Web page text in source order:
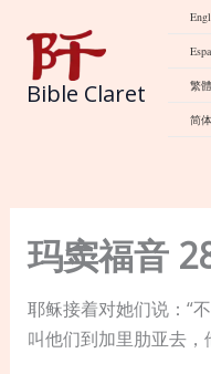
content
Bible Claret 繁
简
玛窦福音
耶稣接着对她们说：“
叫他们到加里肋亚去